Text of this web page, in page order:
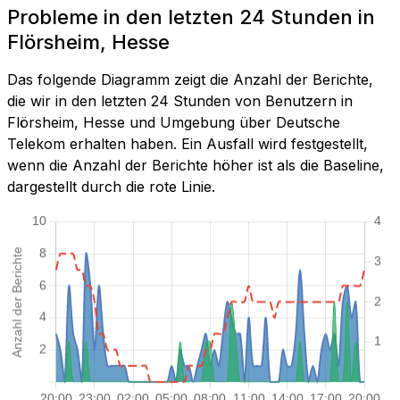
Probleme in den letzten 24 Stunden in
Flörsheim, Hesse
Das folgende Diagramm zeigt die Anzahl der Berichte,
die wir in den letzten 24 Stunden von Benutzern in
Flörsheim, Hesse und Umgebung über Deutsche
Telekom erhalten haben. Ein Ausfall wird festgestellt,
wenn die Anzahl der Berichte höher ist als die Baseline,
dargestellt durch die rote Linie.